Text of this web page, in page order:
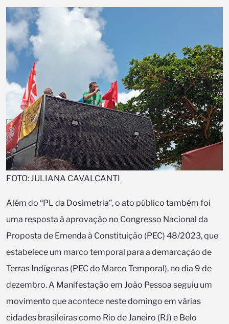
FOTO: JULIANA CAVALCANTI
Além do “PL da Dosimetria”, o ato público também foi
uma resposta à aprovação no Congresso Nacional da
Proposta de Emenda à Constituição (PEC) 48/2023, que
estabelece um marco temporal para a demarcação de
Terras Indígenas (PEC do Marco Temporal), no dia 9 de
dezembro. A Manifestação em João Pessoa seguiu um
movimento que acontece neste domingo em várias
cidades brasileiras como Rio de Janeiro (RJ) e Belo